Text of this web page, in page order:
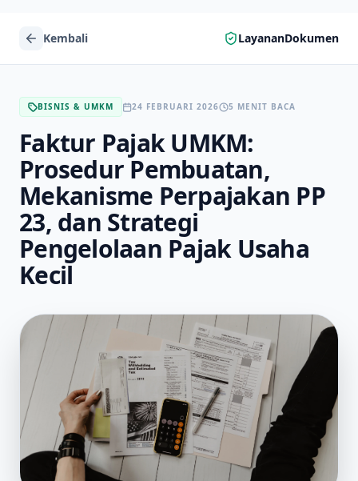
Kembali LayananDokumen
BISNIS & UMKM 24 FEBRUARI 2026 5 MENIT BACA
Faktur Pajak UMKM:
Prosedur Pembuatan,
Mekanisme Perpajakan PP
23, dan Strategi
Pengelolaan Pajak Usaha
Kecil